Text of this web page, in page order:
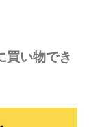
買い物でき